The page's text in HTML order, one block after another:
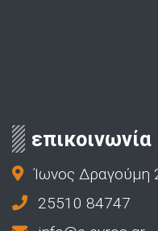
επικοινωνία
Ίωνος Δραγούμη
25510 84747